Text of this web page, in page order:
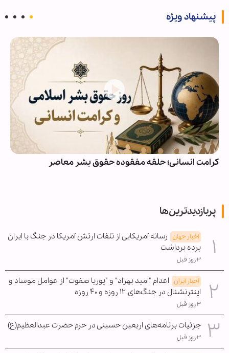
پیشنهاد ویژه
کرامت انسانی؛ حلقه مفقوده حقوق بشر معاصر
پربازدیدترین‌ها
اخبار جهان رسانه آمریکایی از تلفات ارتش آمریکا در جنگ با ایران
پرده برداشت
۳ روز قبل
اخبار ایران اعدام "امید بهزاد" و "پوریا صفوت" از عوامل موساد و
اینترنشنال در جنگ‌های ۱۲ روزه و ۴۰ روزه
۳ روز قبل
جزئیات برنامه‌های اربعین حسینی در حرم حضرت عبدالعظیم(ع)
۳ روز قبل